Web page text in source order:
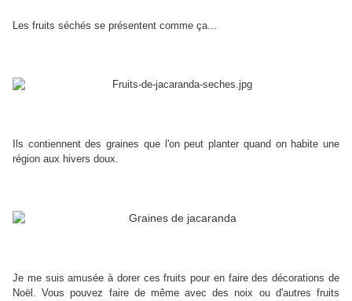
Les fruits séchés se présentent comme ça...
Ils contiennent des graines que l'on peut planter quand on habite une
région aux hivers doux.
Je me suis amusée à dorer ces fruits pour en faire des décorations de
Noël. Vous pouvez faire de même avec des noix ou d'autres fruits